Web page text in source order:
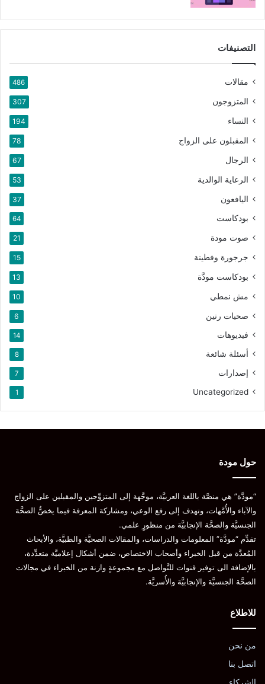
التصنيفات
مقالات 486
المتزوجون 307
النساء 194
المقبلون على الزواج 78
الرجال 67
الرعاية الوالدية 53
اليافعون 37
بودكاست 64
صوت مودة 21
جرجورة وفطينة 15
بودكاست مودَّة 13
مش نمطي 10
صحيات رنين 6
فيديوهات 14
أسئلة شائعة 8
إصدارات 7
Uncategorized
1
حول مودة
“مودَّة” هي منصَّة باللغة العربيَّة، موجَّهة إلى المتزوِّجين والمقبلين على الزواج
والآباء والأُمَّهات، وتهدف إلى رفع الوعي، ومشاركة المعرفة فيما يخصُّ الصحَّة
الجنسيَّة والصحَّة الإنجابيَّة من منظورٍ علمي.
تقدِّم “مودَّة” المعلومات والدراسات، والمقالات الصحيَّة والطبيَّة، والأبحاث
المُعدَّة من قبل الخبراء وأصحاب الاختصاص، ضمن أشكال إعلاميَّة متعدِّدة،
بالإضافة الى توفير قنوات للتَّواصل مع مجموعةٍ وازنة من الخبراء في مجالات
الصحَّة الجنسيَّة والإنجابيَّة والأُسريَّة.
للاطلاع
من نحن
اتصل بنا